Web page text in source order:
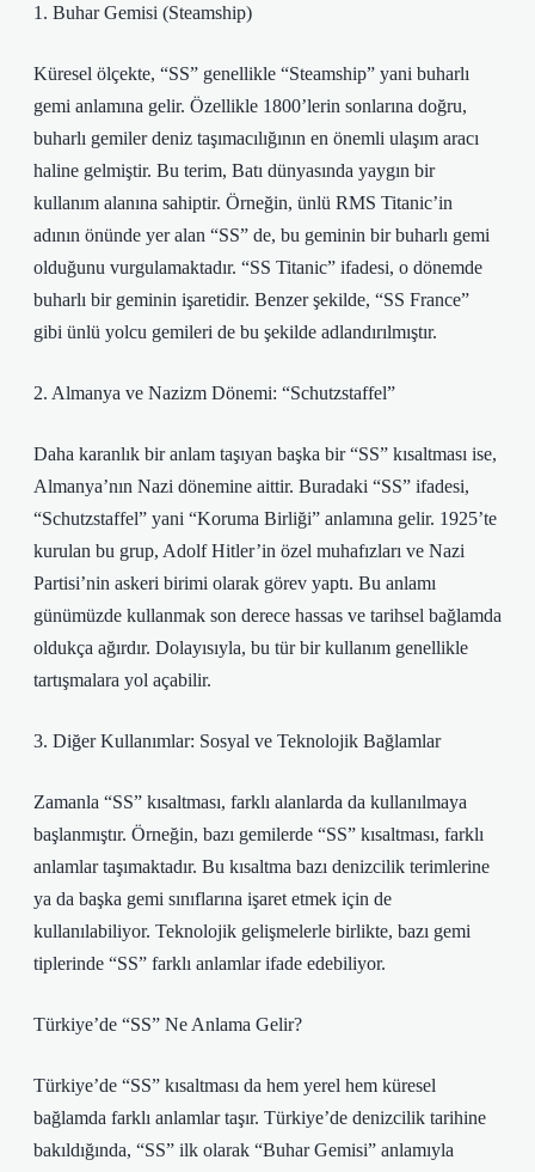
1. Buhar Gemisi (Steamship)
Küresel ölçekte, “SS” genellikle “Steamship” yani buharlı
gemi anlamına gelir. Özellikle 1800’lerin sonlarına doğru,
buharlı gemiler deniz taşımacılığının en önemli ulaşım aracı
haline gelmiştir. Bu terim, Batı dünyasında yaygın bir
kullanım alanına sahiptir. Örneğin, ünlü RMS Titanic’in
adının önünde yer alan “SS” de, bu geminin bir buharlı gemi
olduğunu vurgulamaktadır. “SS Titanic” ifadesi, o dönemde
buharlı bir geminin işaretidir. Benzer şekilde, “SS France”
gibi ünlü yolcu gemileri de bu şekilde adlandırılmıştır.
2. Almanya ve Nazizm Dönemi: “Schutzstaffel”
Daha karanlık bir anlam taşıyan başka bir “SS” kısaltması ise,
Almanya’nın Nazi dönemine aittir. Buradaki “SS” ifadesi,
“Schutzstaffel” yani “Koruma Birliği” anlamına gelir. 1925’te
kurulan bu grup, Adolf Hitler’in özel muhafızları ve Nazi
Partisi’nin askeri birimi olarak görev yaptı. Bu anlamı
günümüzde kullanmak son derece hassas ve tarihsel bağlamda
oldukça ağırdır. Dolayısıyla, bu tür bir kullanım genellikle
tartışmalara yol açabilir.
3. Diğer Kullanımlar: Sosyal ve Teknolojik Bağlamlar
Zamanla “SS” kısaltması, farklı alanlarda da kullanılmaya
başlanmıştır. Örneğin, bazı gemilerde “SS” kısaltması, farklı
anlamlar taşımaktadır. Bu kısaltma bazı denizcilik terimlerine
ya da başka gemi sınıflarına işaret etmek için de
kullanılabiliyor. Teknolojik gelişmelerle birlikte, bazı gemi
tiplerinde “SS” farklı anlamlar ifade edebiliyor.
Türkiye’de “SS” Ne Anlama Gelir?
Türkiye’de “SS” kısaltması da hem yerel hem küresel
bağlamda farklı anlamlar taşır. Türkiye’de denizcilik tarihine
bakıldığında, “SS” ilk olarak “Buhar Gemisi” anlamıyla